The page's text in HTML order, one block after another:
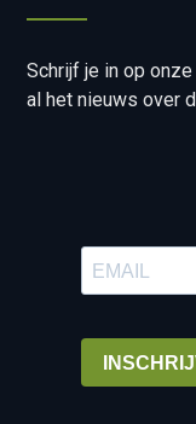
Schrijf je in op
al het nieuws over